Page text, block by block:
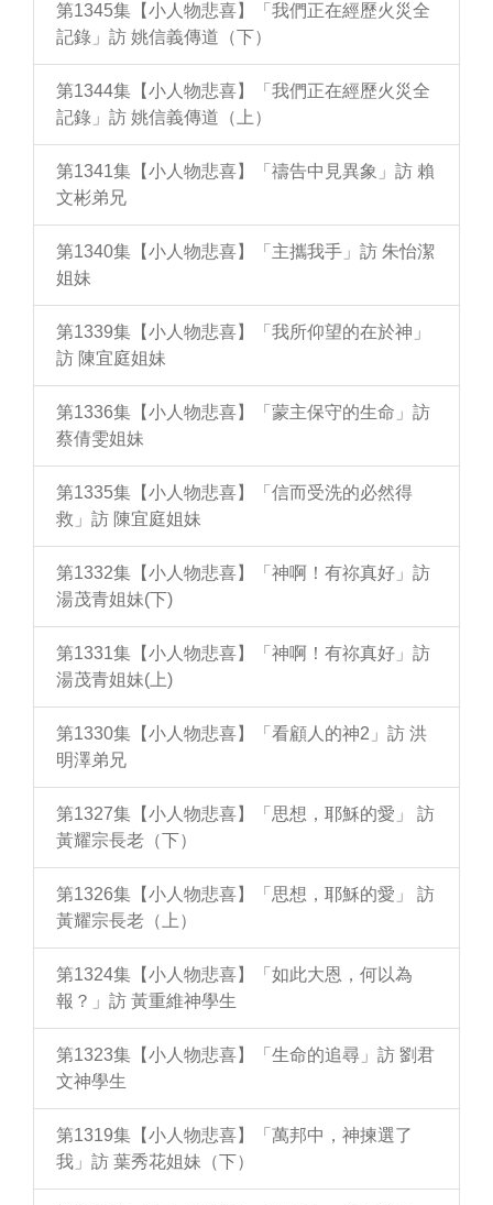
第1345集【小人物悲喜】「我們正在經歷火災全
記錄」訪 姚信義傳道（下）
第1344集【小人物悲喜】「我們正在經歷火災全
記錄」訪 姚信義傳道（上）
第1341集【小人物悲喜】「禱告中見異象」訪 賴
文彬弟兄
第1340集【小人物悲喜】「主攜我手」訪 朱怡潔
姐妹
第1339集【小人物悲喜】「我所仰望的在於神」
訪 陳宜庭姐妹
第1336集【小人物悲喜】「蒙主保守的生命」訪
蔡倩雯姐妹
第1335集【小人物悲喜】「信而受洗的必然得
救」訪 陳宜庭姐妹
第1332集【小人物悲喜】「神啊！有祢真好」訪
湯茂青姐妹(下)
第1331集【小人物悲喜】「神啊！有祢真好」訪
湯茂青姐妹(上)
第1330集【小人物悲喜】「看顧人的神2」訪 洪
明澤弟兄
第1327集【小人物悲喜】「思想，耶穌的愛」 訪
黃耀宗長老（下）
第1326集【小人物悲喜】「思想，耶穌的愛」 訪
黃耀宗長老（上）
第1324集【小人物悲喜】「如此大恩，何以為
報？」訪 黃重維神學生
第1323集【小人物悲喜】「生命的追尋」訪 劉君
文神學生
第1319集【小人物悲喜】「萬邦中，神揀選了
我」訪 葉秀花姐妹（下）